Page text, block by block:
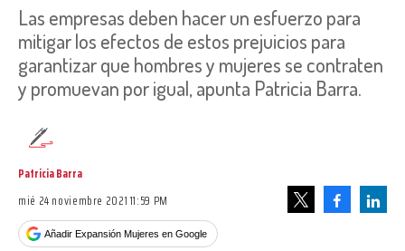
Las empresas deben hacer un esfuerzo para
mitigar los efectos de estos prejuicios para
garantizar que hombres y mujeres se contraten
y promuevan por igual, apunta Patricia Barra.
Patricia Barra
mié 24 noviembre 2021 11:59 PM
Añadir Expansión Mujeres en Google
Facebook